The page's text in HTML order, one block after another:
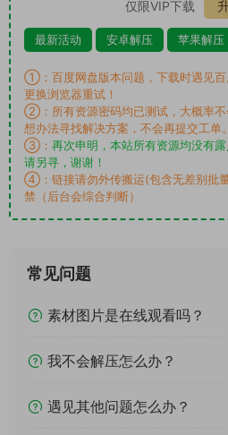
仅限VIP下载
最新活动 安卓解压 苹果解压
①：百度网盘版本问题，下载时遇见百
更换浏览器重试！
②：所有资源密码均已测试，大概率不
想办法寻找解决方案，不会再提交工单。
③： 再次申明，本站所有资源均没有
请另寻，谢谢！
④：链接请勿外传搬运(包含无差别批
禁（后台会综合判断）
常见问题
素材图片是在线观看吗？
我不会解压怎么办？
遇见其他问题怎么办？